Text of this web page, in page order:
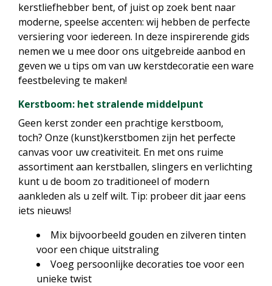
kerstliefhebber bent, of juist op zoek bent naar
moderne, speelse accenten: wij hebben de perfecte
versiering voor iedereen. In deze inspirerende gids
nemen we u mee door ons uitgebreide aanbod en
geven we u tips om van uw kerstdecoratie een ware
feestbeleving te maken!
Kerstboom: het stralende middelpunt
Geen kerst zonder een prachtige kerstboom,
toch? Onze (kunst)kerstbomen zijn het perfecte
canvas voor uw creativiteit. En met ons ruime
assortiment aan kerstballen, slingers en verlichting
kunt u de boom zo traditioneel of modern
aankleden als u zelf wilt. Tip: probeer dit jaar eens
iets nieuws!
Mix bijvoorbeeld gouden en zilveren tinten
voor een chique uitstraling
Voeg persoonlijke decoraties toe voor een
unieke twist